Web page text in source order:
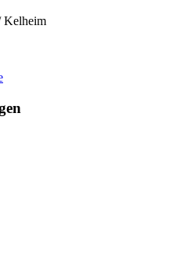
Kelheim